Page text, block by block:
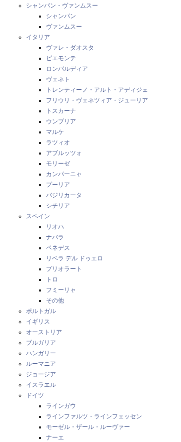
シャンパン・ヴァンムスー
シャンパン
ヴァンムスー
イタリア
ヴァレ・ダオスタ
ピエモンテ
ロンバルディア
ヴェネト
トレンティーノ・アルト・アディジェ
フリウリ・ヴェネツィア・ジューリア
トスカーナ
ウンブリア
マルケ
ラツィオ
アブルッツォ
モリーゼ
カンパーニャ
プーリア
バジリカータ
シチリア
スペイン
リオハ
ナバラ
ペネデス
リベラ デル ドゥエロ
プリオラート
トロ
フミーリャ
その他
ポルトガル
イギリス
オーストリア
ブルガリア
ハンガリー
ルーマニア
ジョージア
イスラエル
ドイツ
ラインガウ
ラインファルツ・ラインフェッセン
モーゼル・ザール・ルーヴァー
ナーエ